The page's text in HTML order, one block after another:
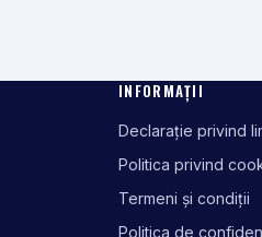
INFORMAȚII
Declarație privind
Politica privind
Termeni și condiții
Politica de